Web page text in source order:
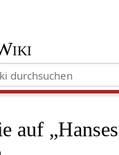
auf